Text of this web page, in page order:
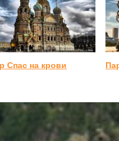
Спас на крови